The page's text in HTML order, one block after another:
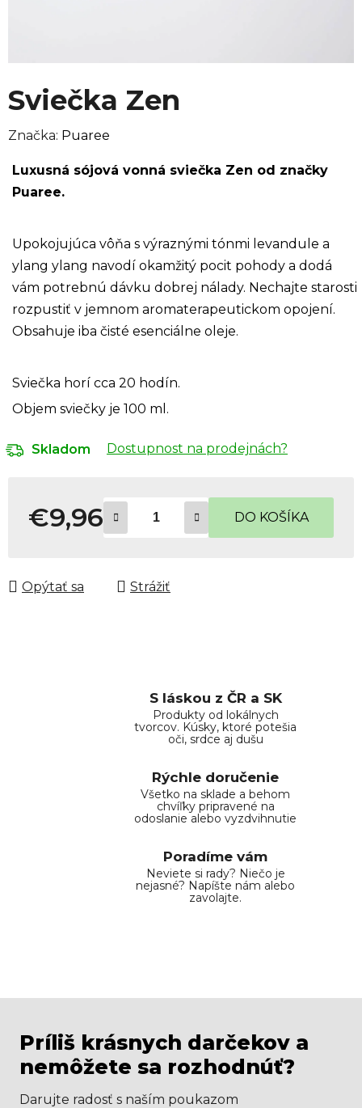
Sviečka Zen
Značka: Puaree
Luxusná sójová vonná sviečka Zen od značky
Puaree.
Upokojujúca vôňa s výraznými tónmi levandule a
ylang ylang navodí okamžitý pocit pohody a dodá
vám potrebnú dávku dobrej nálady. Nechajte starosti
rozpustiť v jemnom aromaterapeutickom opojení.
Obsahuje iba čisté esenciálne oleje.
Sviečka horí cca 20 hodín.
Objem sviečky je 100 ml.
Skladom Dostupnost na prodejnách?
€9,96 DO KOŠÍKA
Opýtať sa Strážiť
S láskou z ČR a SK
Produkty od lokálnych
tvorcov. Kúsky, ktoré potešia
oči, srdce aj dušu
Rýchle doručenie
Všetko na sklade a behom
chvíľky pripravené na
odoslanie alebo vyzdvihnutie
Poradíme vám
Neviete si rady? Niečo je
nejasné? Napíšte nám alebo
zavolajte.
Príliš krásnych darčekov a
nemôžete sa rozhodnúť?
Darujte radosť s naším poukazom